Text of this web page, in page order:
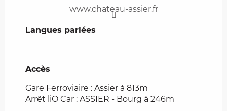
www.chateau-assier.fr
Langues parlées
Langues parlées
Accès
Accès
Gare Ferroviaire : Assier à 813m
Arrêt liO Car : ASSIER - Bourg à 246m